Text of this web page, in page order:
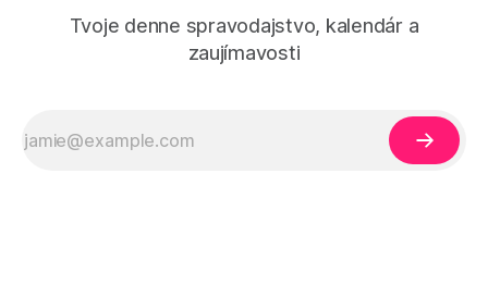
Tvoje denne spravodajstvo, kalendár a
zaujímavosti